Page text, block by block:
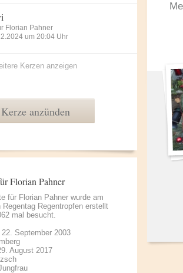
Florian Pahner
um 20:04 Uhr
Kerzen anzeigen
Kerze anzünden
Florian Pahner
für Florian Pahner wurde am
Regentag Regentropfen erstellt
mal besucht.
September 2003
August 2017